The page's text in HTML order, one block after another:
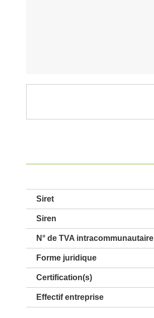
Siret
Siren
N° de TVA intracommunautaire
Forme juridique
Certification(s)
Effectif entreprise